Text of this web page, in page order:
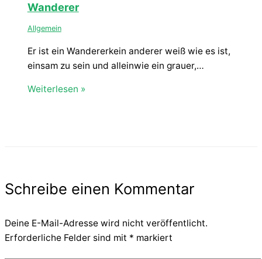
Wanderer
Allgemein
Er ist ein Wandererkein anderer weiß wie es ist,
einsam zu sein und alleinwie ein grauer,…
Weiterlesen »
Schreibe einen Kommentar
Deine E-Mail-Adresse wird nicht veröffentlicht.
Erforderliche Felder sind mit * markiert